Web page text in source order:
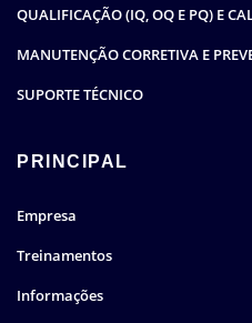
QUALIFICAÇÃO (IQ, OQ E PQ) E
MANUTENÇÃO CORRETIVA E
SUPORTE TÉCNICO
PRINCIPAL
Empresa
Treinamentos
Informações